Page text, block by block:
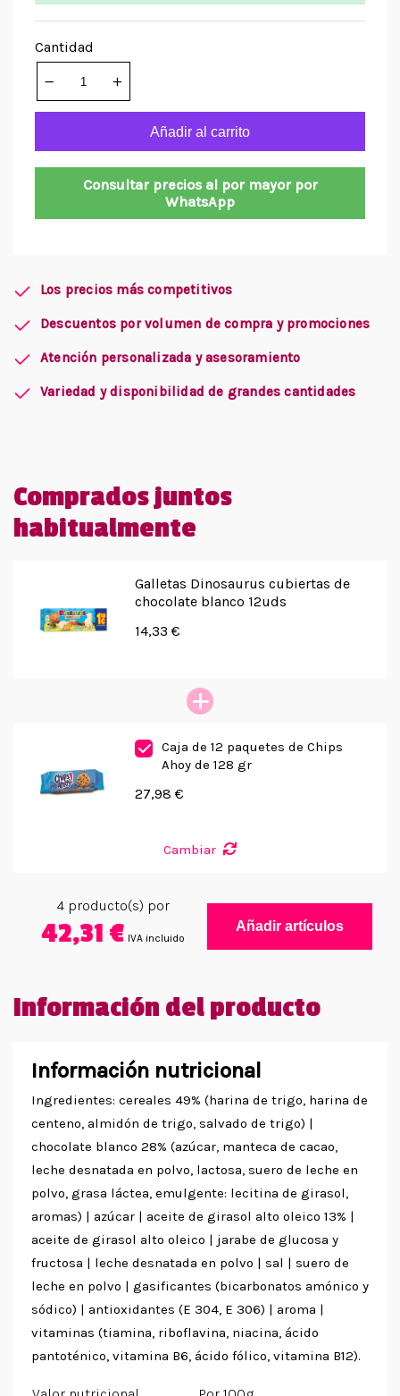
Cantidad
Añadir al carrito
Consultar precios al por mayor por
WhatsApp
Los precios más competitivos
Descuentos por volumen de compra y promociones
Atención personalizada y asesoramiento
Variedad y disponibilidad de grandes cantidades
Comprados juntos
habitualmente
Galletas Dinosaurus cubiertas de
chocolate blanco 12uds
14,33 €
Caja de 12 paquetes de Chips
Ahoy de 128 gr
27,98 €
Cambiar
4producto(s) por
42,31 € IVA incluido
Añadir artículos
Información del producto
Información nutricional
Ingredientes: cereales 49% (harina de trigo, harina de
centeno, almidón de trigo, salvado de trigo) |
chocolate blanco 28% (azúcar, manteca de cacao,
leche desnatada en polvo, lactosa, suero de leche en
polvo, grasa láctea, emulgente: lecitina de girasol,
aromas) | azúcar | aceite de girasol alto oleico 13% |
aceite de girasol alto oleico | jarabe de glucosa y
fructosa | leche desnatada en polvo | sal | suero de
leche en polvo | gasificantes (bicarbonatos amónico y
sódico) | antioxidantes (E 304, E 306) | aroma |
vitaminas (tiamina, riboflavina, niacina, ácido
pantoténico, vitamina B6, ácido fólico, vitamina B12).